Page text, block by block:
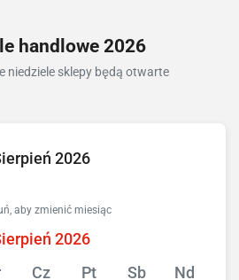
handlowe 2026
niedziele sklepy będą otwarte
2026
aby zmienić miesiąc
2026
Cz Pt Sb
Nd